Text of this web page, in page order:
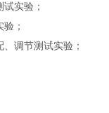
实验；
；
调节测试实验；